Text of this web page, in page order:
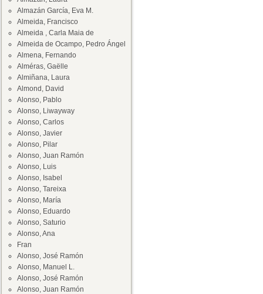
Almazán García, Eva M.
Almeida, Francisco
Almeida , Carla Maia de
Almeida de Ocampo, Pedro Ángel
Almena, Fernando
Alméras, Gaëlle
Almiñana, Laura
Almond, David
Alonso, Pablo
Alonso, Liwayway
Alonso, Carlos
Alonso, Javier
Alonso, Pilar
Alonso, Juan Ramón
Alonso, Luis
Alonso, Isabel
Alonso, Tareixa
Alonso, María
Alonso, Eduardo
Alonso, Saturio
Alonso, Ana
Fran
Alonso, José Ramón
Alonso, Manuel L.
Alonso, José Ramón
Alonso, Juan Ramón